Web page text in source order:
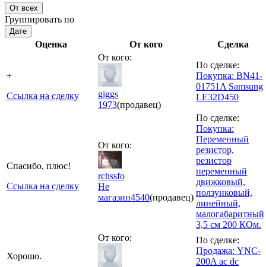
От всех
Группировать по
Дате
Оценка От кого Сделка
+
Ссылка на сделку
От кого:
giggs
1973(продавец)
По сделке:
Покупка: BN41-
01751A Samsung
LE32D450
Спасибо, плюс!
Ссылка на сделку
От кого:
rchssfo
Не
магазин4540(продавец)
По сделке:
Покупка:
Переменный
резистор,
резистор
переменный
движковый,
ползунковый,
линейный,
малогабаритный
3,5 см 200 КОм.
Хорошо.
От кого:
По сделке:
Продажа: YNC-
200A ac dc